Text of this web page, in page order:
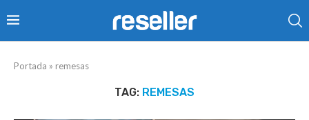
Portada » remesas
TAG: REMESAS